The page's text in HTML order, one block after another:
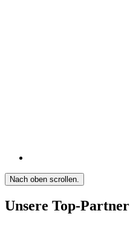
Nach oben scrollen.
Unsere Top-Partner